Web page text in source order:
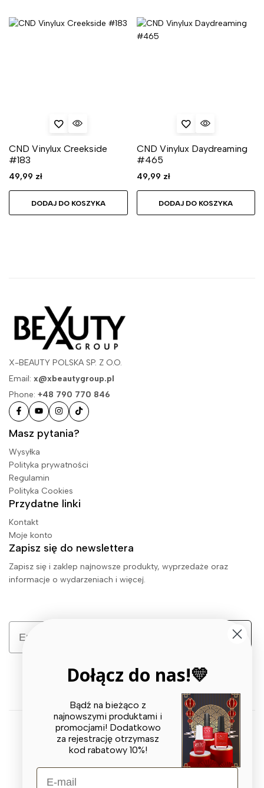
CND Vinylux Creekside
#183
49,99 zł
DODAJ DO KOSZYKA
CND Vinylux Daydreaming
#465
49,99 zł
DODAJ DO KOSZYKA
X-BEAUTY POLSKA SP. Z O.O.
Email: x@xbeautygroup.pl
Phone: +48 790 770 846
Masz pytania?
Wysyłka
Polityka prywatności
Regulamin
Polityka Cookies
Przydatne linki
Kontakt
Moje konto
Zapisz się do newslettera
Zapisz się i zaklep najnowsze produkty, wyprzedaże oraz
informacje o wydarzeniach i więcej.
Email
Zapisz się
© 2026 X BEAUTY GROUP. All Rights Reserved
Dołącz do nas!💛
Bądź na bieżąco z
najnowszymi produktami i
promocjami! Dodatkowo
za rejestrację otrzymasz
kod rabatowy 10%!
E-mail